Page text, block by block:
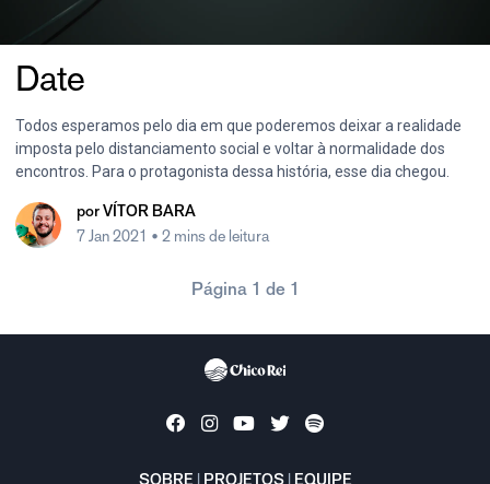
Date
Todos esperamos pelo dia em que poderemos deixar a realidade
imposta pelo distanciamento social e voltar à normalidade dos
encontros. Para o protagonista dessa história, esse dia chegou.
por VÍTOR BARA
7 Jan 2021 • 2 mins de leitura
Página 1 de 1